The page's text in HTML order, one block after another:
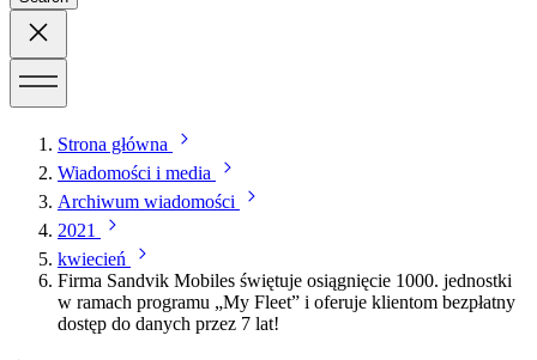
Strona główna
Wiadomości i media
Archiwum wiadomości
2021
kwiecień
Firma Sandvik Mobiles świętuje osiągnięcie 1000. jednostki
w ramach programu „My Fleet” i oferuje klientom bezpłatny
dostęp do danych przez 7 lat!